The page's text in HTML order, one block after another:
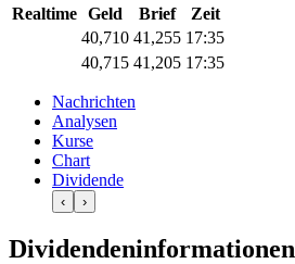
Realtime Geld Brief
Zeit
40,710 41,255 17:35
40,715 41,205 17:35
Nachrichten
Analysen
Kurse
Chart
Dividende
‹ ›
Dividendeninformationen